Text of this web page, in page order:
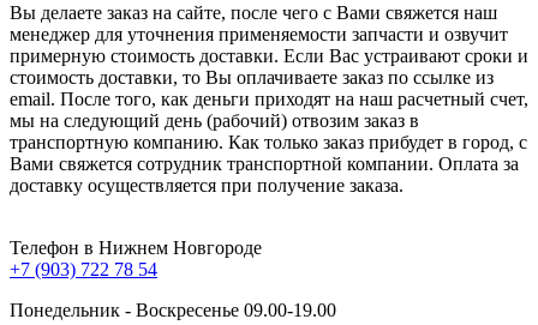
Вы делаете заказ на сайте, после чего с Вами свяжется наш
менеджер для уточнения применяемости запчасти и озвучит
примерную стоимость доставки. Если Вас устраивают сроки и
стоимость доставки, то Вы оплачиваете заказ по ссылке из
email. После того, как деньги приходят на наш расчетный счет,
мы на следующий день (рабочий) отвозим заказ в
транспортную компанию. Как только заказ прибудет в город, с
Вами свяжется сотрудник транспортной компании. Оплата за
доставку осуществляется при получение заказа.
Телефон в Нижнем Новгороде
+7 (903) 722 78 54
Понедельник - Воскресенье 09.00-19.00